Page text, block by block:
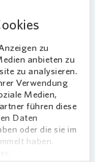
zu
anbieten zu
zu analysieren.
Verwendung
Medien,
führen diese
Daten
oder die sie im
haben.
im
für
handelt